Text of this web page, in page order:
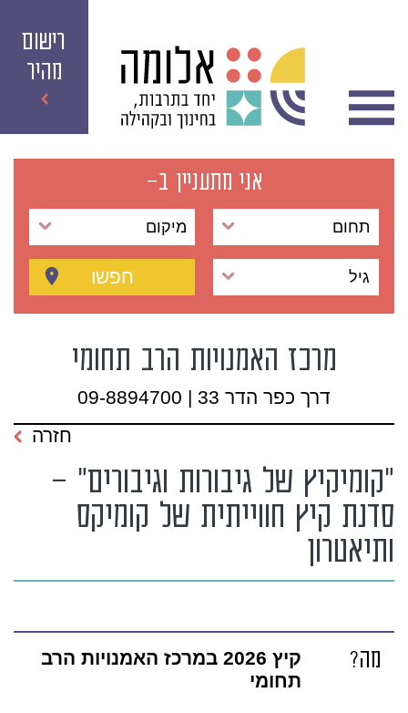
רישום
מהיר
אני מתעניין ב-
תחום מיקום
גיל חפשו
מרכז האמנויות הרב תחומי
דרך כפר הדר 33 | 09-8894700
"קומיקיץ של גיבורות וגיבורים" –
סדנת קיץ חווייתית של קומיקס
ותיאטרון
חזרה
מה?
קיץ 2026 במרכז האמנויות הרב
תחומי